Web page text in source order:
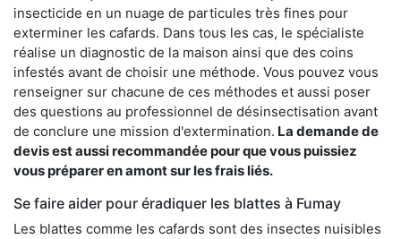
insecticide en un nuage de particules très fines pour
exterminer les cafards. Dans tous les cas, le spécialiste
réalise un diagnostic de la maison ainsi que des coins
infestés avant de choisir une méthode. Vous pouvez vous
renseigner sur chacune de ces méthodes et aussi poser
des questions au professionnel de désinsectisation avant
de conclure une mission d'extermination. La demande de
devis est aussi recommandée pour que vous puissiez
vous préparer en amont sur les frais liés.
Se faire aider pour éradiquer les blattes à Fumay
Les blattes comme les cafards sont des insectes nuisibles